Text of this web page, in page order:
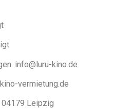
info@luru-kino.de
vermietung.de
Leipzig